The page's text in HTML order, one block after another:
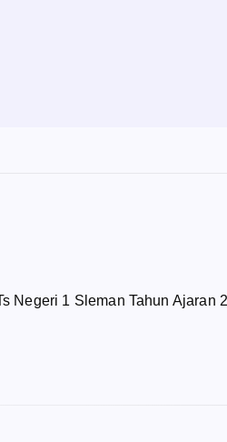
Negeri 1 Sleman Tahun Ajaran